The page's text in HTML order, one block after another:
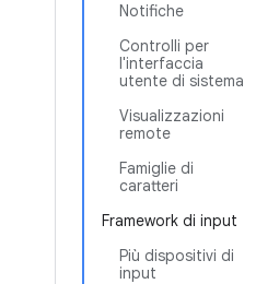
Notifiche
Controlli per
l'interfaccia
utente di sistema
Visualizzazioni
remote
Famiglie di
caratteri
Framework di input
Più dispositivi di
input